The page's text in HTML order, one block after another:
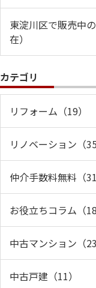
東淀川区で販売中
在）
カテゴリ
リフォーム（19）
リノベーション（35
仲介手数料無料（31
お役立ちコラム（18
中古マンション（
中古戸建（11）